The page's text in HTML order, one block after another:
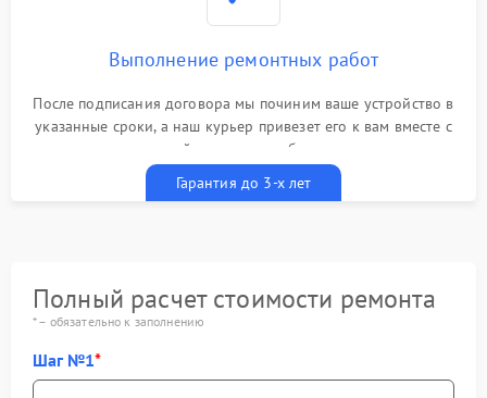
Выполнение ремонтных работ
После подписания договора мы починим ваше устройство в
указанные сроки, а наш курьер привезет его к вам вместе с
гарантийным талоном бесплатно
Гарантия до 3-х лет
Полный расчет стоимости ремонта
* – обязательно к заполнению
Шаг №1